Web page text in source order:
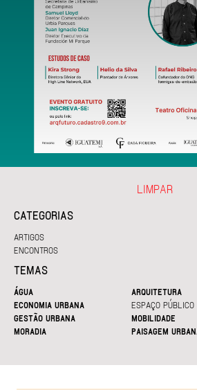
CATEGORIAS
ARTIGOS
ENCONTROS
TEMAS
ÁGUA
ARQUITETURA
ECONOMIA URBANA
ESPAÇO PÚBLICO
GESTÃO URBANA
MOBILIDADE
MORADIA
PAISAGEM
LIMPAR